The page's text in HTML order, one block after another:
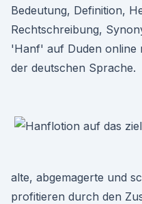
Bedeutung, Definition,
Rechtschreibung,
'Hanf' auf Duden online
der deutschen Sprache.
alte, abgemagerte und
profitieren durch den